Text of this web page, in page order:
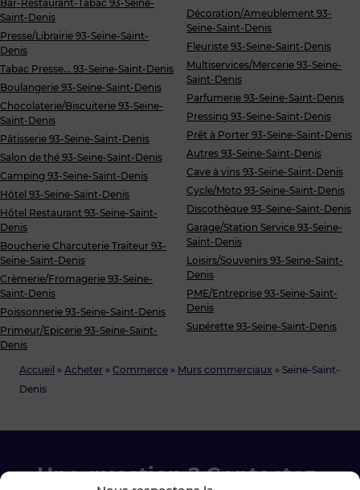
Accueil » Acheter » Commerce » Murs commerciaux » Seine-Saint-
Denis
Bar-Restaurant-Tabac 93-Seine-
Saint-Denis
Presse/Librairie 93-Seine-Saint-
Denis
Tabac Presse... 93-Seine-Saint-Denis
Boulangerie 93-Seine-Saint-Denis
Chocolaterie/Biscuiterie 93-Seine-
Saint-Denis
Pâtisserie 93-Seine-Saint-Denis
Salon de thé 93-Seine-Saint-Denis
Camping 93-Seine-Saint-Denis
Hôtel 93-Seine-Saint-Denis
Hôtel Restaurant 93-Seine-Saint-
Denis
Boucherie Charcuterie Traiteur 93-
Seine-Saint-Denis
Crèmerie/Fromagerie 93-Seine-
Saint-Denis
Poissonnerie 93-Seine-Saint-Denis
Primeur/Epicerie 93-Seine-Saint-
Denis
Décoration/Ameublement 93-
Seine-Saint-Denis
Fleuriste 93-Seine-Saint-Denis
Multiservices/Mercerie 93-Seine-
Saint-Denis
Parfumerie 93-Seine-Saint-Denis
Pressing 93-Seine-Saint-Denis
Prêt à Porter 93-Seine-Saint-Denis
Autres 93-Seine-Saint-Denis
Cave à vins 93-Seine-Saint-Denis
Cycle/Moto 93-Seine-Saint-Denis
Discothèque 93-Seine-Saint-Denis
Garage/Station Service 93-Seine-
Saint-Denis
Loisirs/Souvenirs 93-Seine-Saint-
Denis
PME/Entreprise 93-Seine-Saint-
Denis
Supérette 93-Seine-Saint-Denis
Une question ? Contactez-